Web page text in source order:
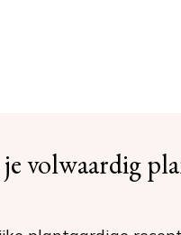
volwaardig